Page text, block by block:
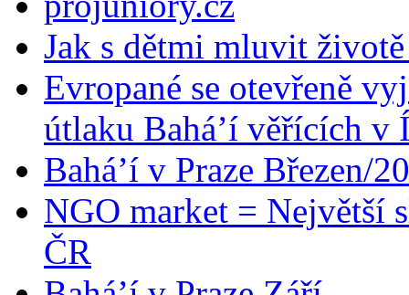
Jak s dětmi mluvit
Evropané se otevřeně
útlaku Bahá’í věřících v
Bahá’í v Praze Březen/
NGO market = Největší
ČR